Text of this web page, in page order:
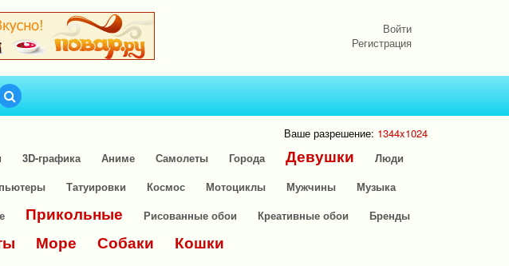
Войти
Регистрация
Ваше разрешение: 1344x1024
3D-графика Аниме Самолеты Города Девушки
Люди
Татуировки Космос Мотоциклы Мужчины
Музыка
Прикольные Рисованные обои Креативные обои Бренды
Море Собаки Кошки